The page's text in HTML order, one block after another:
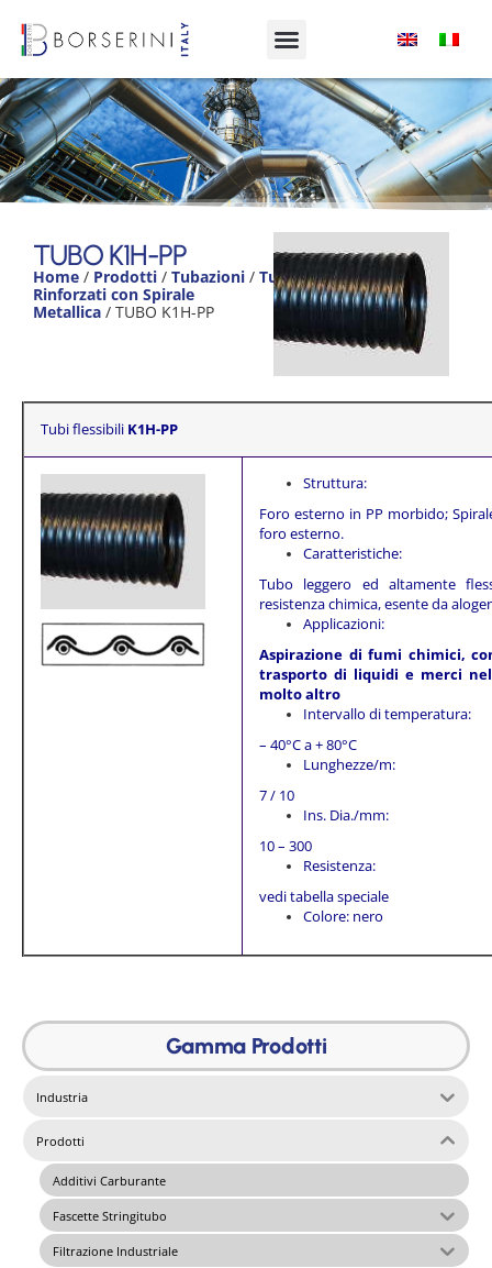
Product
Range
Gamma Prodotti
Industria
Prodotti
Additivi Carburante
Fascette Stringitubo
Filtrazione Industriale
TUBO K1H-PP
Home / Prodotti / Tubazioni / Tubi
Rinforzati con Spirale
Metallica / TUBO K1H-PP
Tubi flessibili K1H-PP
Struttura:
Foro esterno in PP morbido;
foro esterno.
Caratteristiche:
Tubo leggero ed altamente
resistenza chimica, esente da
Applicazioni:
Aspirazione di fumi chimici,
trasporto di liquidi e merci
molto altro
Intervallo di temperatura:
– 40°C a + 80°C
Lunghezze/m:
7 / 10
Ins. Dia./mm:
10 – 300
Resistenza:
vedi tabella speciale
Colore: nero